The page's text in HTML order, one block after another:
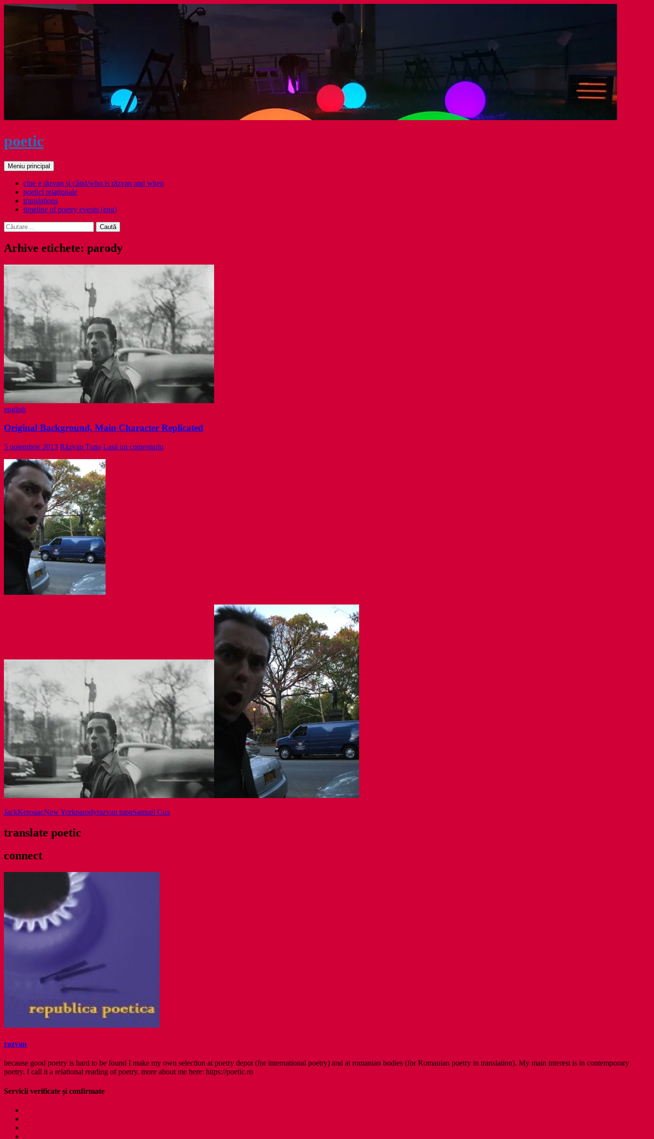
Sari
poetic
Caută
Meniu principal
cine e răzvan și când/who is răzvan and when
poetici relaţionale
translations
timeline of poetry events (eng)
Caută
după:
Arhive etichete: parody
english
Original Background, Main Character Replicated
5 noiembrie 2013 Răzvan Țupa Lasă un comentariu
JackKerouacNew Yorkparodyrazvan tupaSamuel Cox
translate poetic
connect
razvan
because good poetry is hard to be found I make my own selection at poetry depot (for international poetry) and at romanian bodies (for Romanian poetry in translation). My main interest is in contemporary
poetry. I call it a relational reading of poetry. more about me here: https://poetic.ro
Servicii verificate și confirmate